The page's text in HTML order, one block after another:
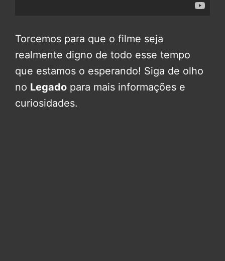
Torcemos para que o filme seja
realmente digno de todo esse tempo
que estamos o esperando! Siga de olho
no Legado para mais informações e
curiosidades.